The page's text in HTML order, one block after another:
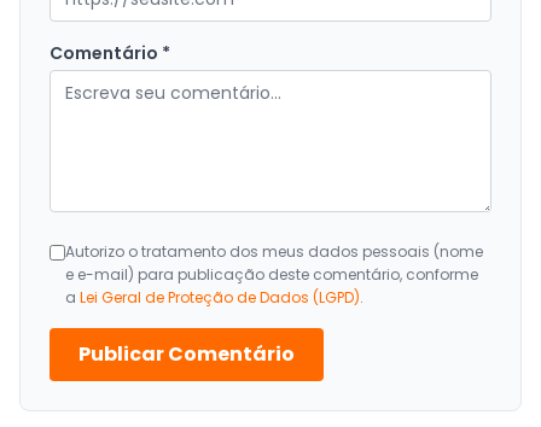
Comentário *
Autorizo o tratamento dos meus dados pessoais (nome
e e-mail) para publicação deste comentário, conforme
a Lei Geral de Proteção de Dados (LGPD).
Publicar Comentário